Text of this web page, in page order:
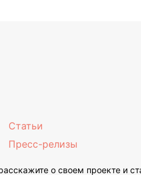
Статьи
Пресс-релизы
о своем проекте и